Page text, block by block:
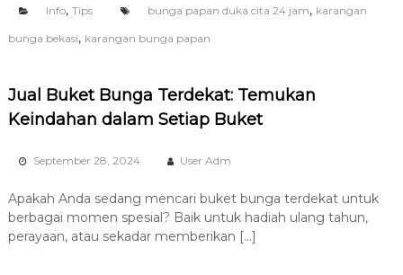
Info, Tips bunga papan duka cita 24 jam, karangan
bunga bekasi, karangan bunga papan
Jual Buket Bunga Terdekat: Temukan
Keindahan dalam Setiap Buket
September 28, 2024 User Adm
Apakah Anda sedang mencari buket bunga terdekat untuk
berbagai momen spesial? Baik untuk hadiah ulang tahun,
perayaan, atau sekadar memberikan […]